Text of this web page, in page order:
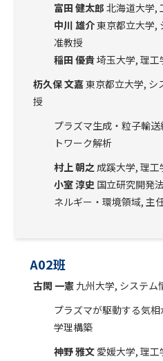
富田 健太郎 北海道大学,
中川 雄介東京都立大学,
准教授
稲田 優貴埼玉大学, 理工
杤久保 文嘉東京都立大学, シ
授
プラズマ生成・粒子輸
トワーク解析
村上 朝之成蹊大学, 理工
小室 淳史国立研究開発
ネルギー・環境領域, 主
A02班
古閑 一憲九州大学, システム
プラズマが駆動する気
学理構築
神野 雅文愛媛大学, 理工